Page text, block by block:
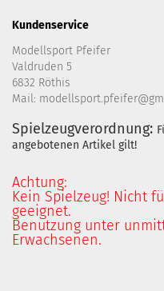
Kundenservice
Modellsport Pfeifer
Valdruden 5
6832 Röthis
Mail:
Spielzeugverordnung:
angebotenen Artikel gilt!
Achtung:
Kein Spielzeug! Nicht
geeignet.
Benutzung unter
Erwachsenen.